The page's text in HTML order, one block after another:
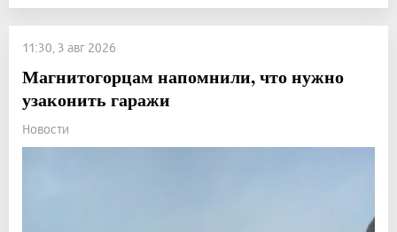
11:30, 3 авг 2026
Магнитогорцам напомнили, что нужно
узаконить гаражи
Новости